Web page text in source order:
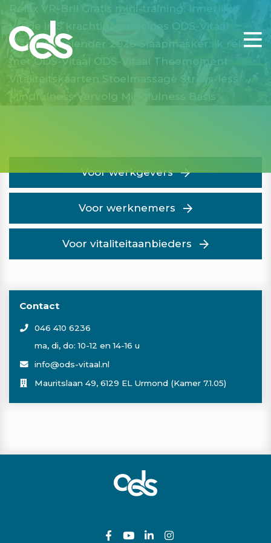
Relax VR-Bril Gratis mini-training: Innerlijke
Vrede in 5 krachtige principes ODS-Vitaal
Inspiratiekalender 2026
Slaapmasker: ik relax
met ODS-Vitaal ODS-Vitaal Theemoment
Vitaliteitskaarten Stoelmassage Stress-less
Mindfulness Vervolg Mindfulness Basis
Voor werkgevers
Voor werknemers
Voor vitaliteitaanbieders
Contact
046 410 6236
ma, di, do: 10-12 en 14-16 u
info@ods-vitaal.nl
Mauritslaan 49, 6129 EL Urmond (Kamer 7.1.05)